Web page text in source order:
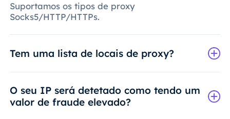
Suportamos os tipos de proxy
Socks5/HTTP/HTTPs.
Tem uma lista de locais de proxy?
O seu IP será detetado como tendo um
valor de fraude elevado?